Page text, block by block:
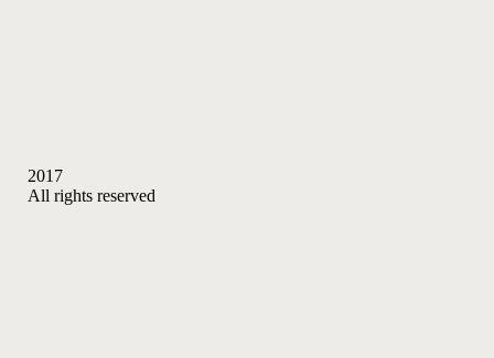
2017
All rights reserved